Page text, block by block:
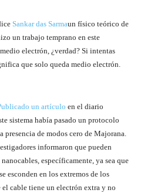
Sankar das Sarmaun físico teórico de
un trabajo temprano en este
electrón, ¿verdad? Si intentas
que solo queda medio electrón.
un artículo en el diario
sistema había pasado un protocolo
presencia de modos cero de Majorana.
informaron que pueden
específicamente, ya sea que
esconden en los extremos de los
cable tiene un electrón extra y no